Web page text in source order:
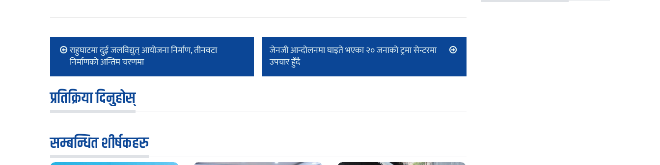
राहुघाटमा दुई जलविद्युत् आयोजना निर्माण, तीनवटा
निर्माणको अन्तिम चरणमा
जेनजी आन्दोलनमा घाइते भएका २० जनाको ट्रमा सेन्टरमा
उपचार हुँदै
प्रतिक्रिया दिनुहोस्
सम्बन्धित शीर्षकहरु